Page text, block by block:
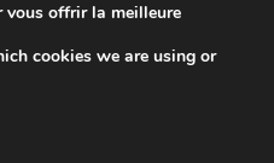
vous offrir la meilleure
cookies we are using or